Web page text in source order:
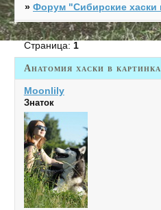
»Форум "Cибирские хаски
Анатомия хаски в
Страница: 1
Moonlily
Знаток